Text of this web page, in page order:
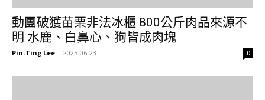
動團破獲苗栗非法冰櫃 800公斤肉品來源不
明 水鹿、白鼻心、狗皆成肉塊
Pin-Ting Lee - 2025-06-23 0